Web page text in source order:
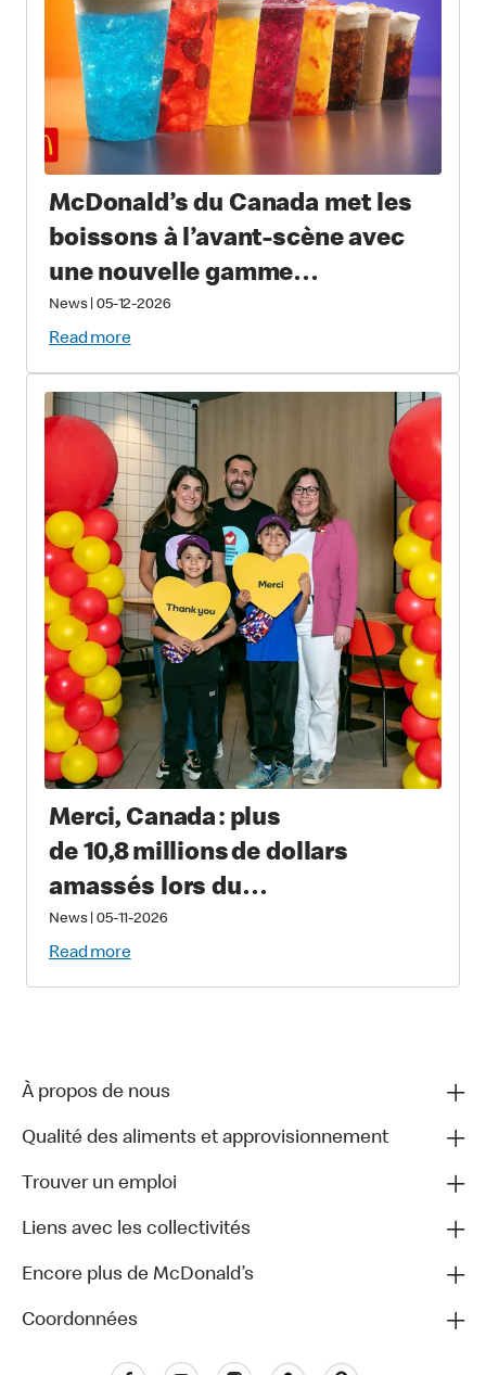
McDonald’s du Canada met les
boissons à l’avant-scène avec
une nouvelle gamme
permanente de boissons froides
News| 05-12-2026
Read more
Merci, Canada : plus
de 10,8 millions de dollars
amassés lors du
Grand McDon pour soutenir les
familles qui ont un enfant
gravement malade ou blessé
News| 05-11-2026
Read more
À propos de nous
Qualité des aliments et approvisionnement
Trouver un emploi
Liens avec les collectivités
Encore plus de McDonald’s
Coordonnées